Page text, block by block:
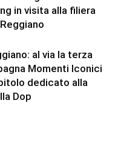
in visita alla filiera
al via la terza
Momenti Iconici
dedicato alla
Dop